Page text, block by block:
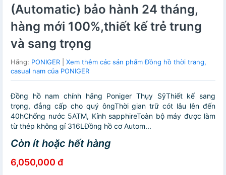
(Automatic) bảo hành 24 tháng,
hàng mới 100%,thiết kế trẻ trung
và sang trọng
Hãng: PONIGER
Xem thêm các sản phẩm Đồng hồ thời trang,
casual nam của PONIGER
Đồng hồ nam chính hãng Poniger Thụy SỹThiết kế sang
trọng, đẳng cấp cho quý ôngThời gian trữ cót lâu lên đến
40hChống nước 5ATM, Kính sapphireToàn bộ máy được làm
từ thép không gỉ 316LĐồng hồ cơ Autom...
Còn ít hoặc hết hàng
6,050,000 đ